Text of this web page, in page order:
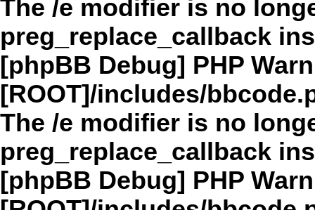
The /e modifier is no
preg_replace_callback
[phpBB Debug] PHP
[ROOT]/includes/
The /e modifier is no
preg_replace_callback
[phpBB Debug] PHP